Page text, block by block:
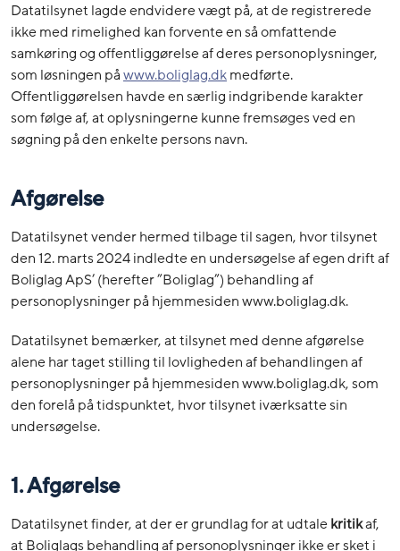
Datatilsynet lagde endvidere vægt på, at de registrerede
ikke med rimelighed kan forvente en så omfattende
samkøring og offentliggørelse af deres personoplysninger,
som løsningen påwww.boliglag.dkmedførte.
Offentliggørelsen havde en særlig indgribende karakter
som følge af, at oplysningerne kunne fremsøges ved en
søgning på den enkelte persons navn.
Afgørelse
Datatilsynet vender hermed tilbage til sagen, hvor tilsynet
den 12. marts 2024 indledte en undersøgelse af egen drift af
Boliglag ApS’ (herefter ”Boliglag”) behandling af
personoplysninger på hjemmesiden www.boliglag.dk.
Datatilsynet bemærker, at tilsynet med denne afgørelse
alene har taget stilling til lovligheden af behandlingen af
personoplysninger på hjemmesiden www.boliglag.dk, som
den forelå på tidspunktet, hvor tilsynet iværksatte sin
undersøgelse.
1. Afgørelse
Datatilsynet finder, at der er grundlag for at udtalekritikaf,
at Boliglags behandling af personoplysninger ikke er sket i